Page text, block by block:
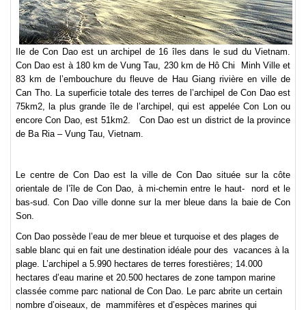
Ile de Con Dao est un archipel de 16 îles dans le sud du Vietnam.
Con Dao est à 180 km de Vung Tau, 230 km de Hô Chi Minh Ville et
83 km de l’embouchure du fleuve de Hau Giang rivière en ville de
Can Tho. La superficie totale des terres de l’archipel de Con Dao est
75km2, la plus grande île de l’archipel, qui est appelée Con Lon ou
encore Con Dao, est 51km2. Con Dao est un district de la province
de Ba Ria – Vung Tau, Vietnam.
Le centre de Con Dao est la ville de Con Dao située sur la côte
orientale de l’île de Con Dao, à mi-chemin entre le haut- nord et le
bas-sud. Con Dao ville donne sur la mer bleue dans la baie de Con
Son.
Con Dao possède l’eau de mer bleue et turquoise et des plages de
sable blanc qui en fait une destination idéale pour des vacances à la
plage. L’archipel a 5.990 hectares de terres forestières; 14.000
hectares d’eau marine et 20.500 hectares de zone tampon marine
classée comme parc national de Con Dao. Le parc abrite un certain
nombre d’oiseaux, de mammifères et d’espèces marines qui